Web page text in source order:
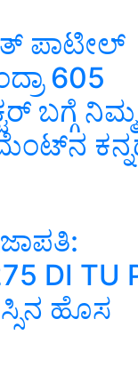
ಪಾಟೀಲ್
605
ಬಗ್ಗೆ ನಿಮ್ಮ
DI TU
ಹೊಸ